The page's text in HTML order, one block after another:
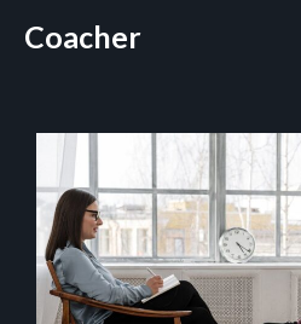
Coacher